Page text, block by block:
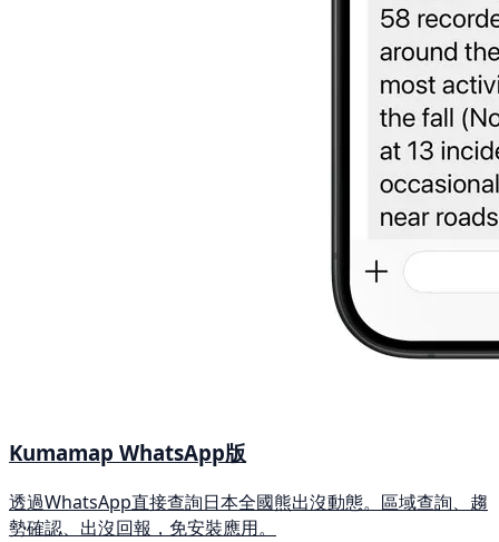
Kumamap WhatsApp版
透過WhatsApp直接查詢日本全國熊出沒動態。區域查詢、趨
勢確認、出沒回報，免安裝應用。